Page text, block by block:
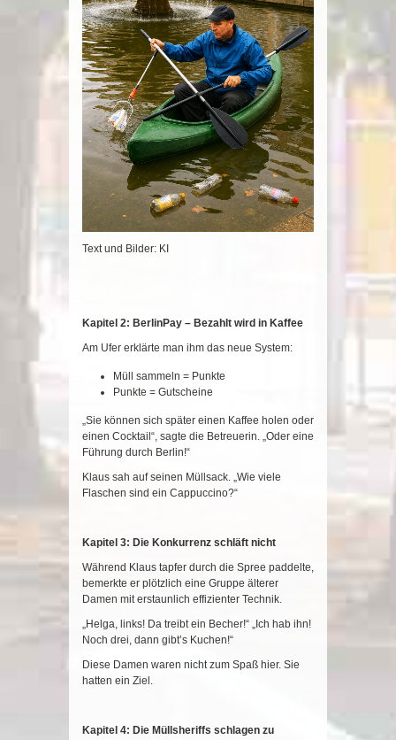
Text und Bilder: KI
Kapitel 2: BerlinPay – Bezahlt wird in Kaffee
Am Ufer erklärte man ihm das neue System:
Müll sammeln = Punkte
Punkte = Gutscheine
„Sie können sich später einen Kaffee holen oder
einen Cocktail“, sagte die Betreuerin. „Oder eine
Führung durch Berlin!“
Klaus sah auf seinen Müllsack. „Wie viele
Flaschen sind ein Cappuccino?“
Kapitel 3: Die Konkurrenz schläft nicht
Während Klaus tapfer durch die Spree paddelte,
bemerkte er plötzlich eine Gruppe älterer
Damen mit erstaunlich effizienter Technik.
„Helga, links! Da treibt ein Becher!“ „Ich hab ihn!
Noch drei, dann gibt’s Kuchen!“
Diese Damen waren nicht zum Spaß hier. Sie
hatten ein Ziel.
Kapitel 4: Die Müllsheriffs schlagen zu